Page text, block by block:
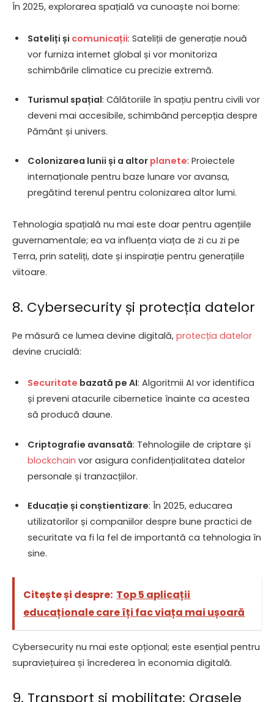
În 2025, explorarea spațială va cunoaște noi borne:
Sateliți și comunicații: Sateliții de generație nouă
vor furniza internet global și vor monitoriza
schimbările climatice cu precizie extremă.
Turismul spațial: Călătoriile în spațiu pentru civili vor
deveni mai accesibile, schimbând percepția despre
Pământ și univers.
Colonizarea lunii și a altor planete: Proiectele
internaționale pentru baze lunare vor avansa,
pregătind terenul pentru colonizarea altor lumi.
Tehnologia spațială nu mai este doar pentru agențiile
guvernamentale; ea va influența viața de zi cu zi pe
Terra, prin sateliți, date și inspirație pentru generațiile
viitoare.
8. Cybersecurity și protecția datelor
Pe măsură ce lumea devine digitală, protecția datelor
devine crucială:
Securitate bazată pe AI: Algoritmii AI vor identifica
și preveni atacurile cibernetice înainte ca acestea
să producă daune.
Criptografie avansată: Tehnologiile de criptare și
blockchain vor asigura confidențialitatea datelor
personale și tranzacțiilor.
Educație și conștientizare: În 2025, educarea
utilizatorilor și companiilor despre bune practici de
securitate va fi la fel de importantă ca tehnologia în
sine.
Citește și despre: Top 5 aplicații
educaționale care îți fac viața mai ușoară
Cybersecurity nu mai este opțional; este esențial pentru
supraviețuirea și încrederea în economia digitală.
9. Transport și mobilitate: Orașele